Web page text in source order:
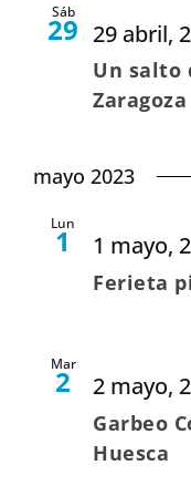
Sáb
29 29 abril,
Un salto
Zaragoza
mayo 2023
Lun
1 1 mayo,
Ferieta
Mar
2 2 mayo,
Garbeo
Huesca